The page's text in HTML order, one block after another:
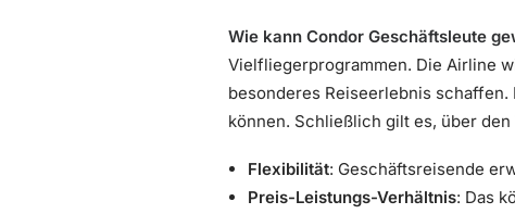
Wie kann Condor Geschäftsleute
Vielfliegerprogrammen. Die Airline
besonderes Reiseerlebnis
können. Schließlich gilt es, über
Flexibilität: Geschäftsreisende
Preis-Leistungs-Verhältnis: Das